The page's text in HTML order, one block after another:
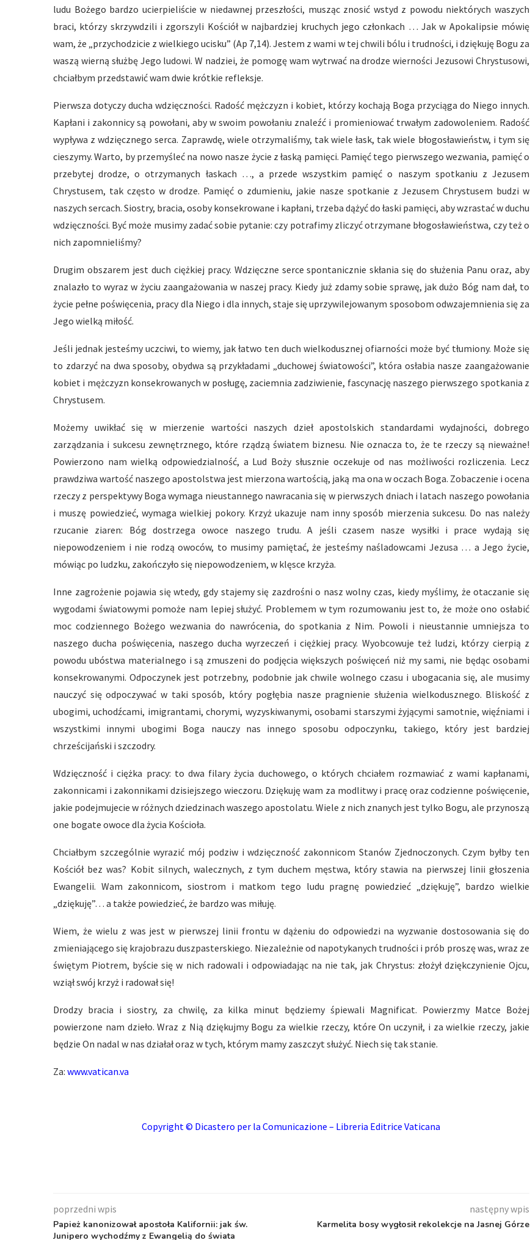
ludu Bożego bardzo ucierpieliście w niedawnej przeszłości, musząc znosić wstyd z powodu niektórych waszych
braci, którzy skrzywdzili i zgorszyli Kościół w najbardziej kruchych jego członkach … Jak w Apokalipsie mówię
wam, że „przychodzicie z wielkiego ucisku” (Ap 7,14). Jestem z wami w tej chwili bólu i trudności, i dziękuję Bogu za
waszą wierną służbę Jego ludowi. W nadziei, że pomogę wam wytrwać na drodze wierności Jezusowi Chrystusowi,
chciałbym przedstawić wam dwie krótkie refleksje.
Pierwsza dotyczy ducha wdzięczności. Radość mężczyzn i kobiet, którzy kochają Boga przyciąga do Niego innych.
Kapłani i zakonnicy są powołani, aby w swoim powołaniu znaleźć i promieniować trwałym zadowoleniem. Radość
wypływa z wdzięcznego serca. Zaprawdę, wiele otrzymaliśmy, tak wiele łask, tak wiele błogosławieństw, i tym się
cieszymy. Warto, by przemyśleć na nowo nasze życie z łaską pamięci. Pamięć tego pierwszego wezwania, pamięć o
przebytej drodze, o otrzymanych łaskach …, a przede wszystkim pamięć o naszym spotkaniu z Jezusem
Chrystusem, tak często w drodze. Pamięć o zdumieniu, jakie nasze spotkanie z Jezusem Chrystusem budzi w
naszych sercach. Siostry, bracia, osoby konsekrowane i kapłani, trzeba dążyć do łaski pamięci, aby wzrastać w duchu
wdzięczności. Być może musimy zadać sobie pytanie: czy potrafimy zliczyć otrzymane błogosławieństwa, czy też o
nich zapomnieliśmy?
Drugim obszarem jest duch ciężkiej pracy. Wdzięczne serce spontanicznie skłania się do służenia Panu oraz, aby
znalazło to wyraz w życiu zaangażowania w naszej pracy. Kiedy już zdamy sobie sprawę, jak dużo Bóg nam dał, to
życie pełne poświęcenia, pracy dla Niego i dla innych, staje się uprzywilejowanym sposobom odwzajemnienia się za
Jego wielką miłość.
Jeśli jednak jesteśmy uczciwi, to wiemy, jak łatwo ten duch wielkodusznej ofiarności może być tłumiony. Może się
to zdarzyć na dwa sposoby, obydwa są przykładami „duchowej światowości”, która osłabia nasze zaangażowanie
kobiet i mężczyzn konsekrowanych w posługę, zaciemnia zadziwienie, fascynację naszego pierwszego spotkania z
Chrystusem.
Możemy uwikłać się w mierzenie wartości naszych dzieł apostolskich standardami wydajności, dobrego
zarządzania i sukcesu zewnętrznego, które rządzą światem biznesu. Nie oznacza to, że te rzeczy są nieważne!
Powierzono nam wielką odpowiedzialność, a Lud Boży słusznie oczekuje od nas możliwości rozliczenia. Lecz
prawdziwa wartość naszego apostolstwa jest mierzona wartością, jaką ma ona w oczach Boga. Zobaczenie i ocena
rzeczy z perspektywy Boga wymaga nieustannego nawracania się w pierwszych dniach i latach naszego powołania
i muszę powiedzieć, wymaga wielkiej pokory. Krzyż ukazuje nam inny sposób mierzenia sukcesu. Do nas należy
rzucanie ziaren: Bóg dostrzega owoce naszego trudu. A jeśli czasem nasze wysiłki i prace wydają się
niepowodzeniem i nie rodzą owoców, to musimy pamiętać, że jesteśmy naśladowcami Jezusa … a Jego życie,
mówiąc po ludzku, zakończyło się niepowodzeniem, w klęsce krzyża.
Inne zagrożenie pojawia się wtedy, gdy stajemy się zazdrośni o nasz wolny czas, kiedy myślimy, że otaczanie się
wygodami światowymi pomoże nam lepiej służyć. Problemem w tym rozumowaniu jest to, że może ono osłabić
moc codziennego Bożego wezwania do nawrócenia, do spotkania z Nim. Powoli i nieustannie umniejsza to
naszego ducha poświęcenia, naszego ducha wyrzeczeń i ciężkiej pracy. Wyobcowuje też ludzi, którzy cierpią z
powodu ubóstwa materialnego i są zmuszeni do podjęcia większych poświęceń niż my sami, nie będąc osobami
konsekrowanymi. Odpoczynek jest potrzebny, podobnie jak chwile wolnego czasu i ubogacania się, ale musimy
nauczyć się odpoczywać w taki sposób, który pogłębia nasze pragnienie służenia wielkodusznego. Bliskość z
ubogimi, uchodźcami, imigrantami, chorymi, wyzyskiwanymi, osobami starszymi żyjącymi samotnie, więźniami i
wszystkimi innymi ubogimi Boga nauczy nas innego sposobu odpoczynku, takiego, który jest bardziej
chrześcijański i szczodry.
Wdzięczność i ciężka pracy: to dwa filary życia duchowego, o których chciałem rozmawiać z wami kapłanami,
zakonnicami i zakonnikami dzisiejszego wieczoru. Dziękuję wam za modlitwy i pracę oraz codzienne poświęcenie,
jakie podejmujecie w różnych dziedzinach waszego apostolatu. Wiele z nich znanych jest tylko Bogu, ale przynoszą
one bogate owoce dla życia Kościoła.
Chciałbym szczególnie wyrazić mój podziw i wdzięczność zakonnicom Stanów Zjednoczonych. Czym byłby ten
Kościół bez was? Kobit silnych, walecznych, z tym duchem męstwa, który stawia na pierwszej linii głoszenia
Ewangelii. Wam zakonnicom, siostrom i matkom tego ludu pragnę powiedzieć „dziękuję”, bardzo wielkie
„dziękuję”… a także powiedzieć, że bardzo was miłuję.
Wiem, że wielu z was jest w pierwszej linii frontu w dążeniu do odpowiedzi na wyzwanie dostosowania się do
zmieniającego się krajobrazu duszpasterskiego. Niezależnie od napotykanych trudności i prób proszę was, wraz ze
świętym Piotrem, byście się w nich radowali i odpowiadając na nie tak, jak Chrystus: złożył dziękczynienie Ojcu,
wziął swój krzyż i radował się!
Drodzy bracia i siostry, za chwilę, za kilka minut będziemy śpiewali Magnificat. Powierzmy Matce Bożej
powierzone nam dzieło. Wraz z Nią dziękujmy Bogu za wielkie rzeczy, które On uczynił, i za wielkie rzeczy, jakie
będzie On nadal w nas działał oraz w tych, którym mamy zaszczyt służyć. Niech się tak stanie.
Za: www.vatican.va
Copyright © Dicastero per la Comunicazione – Libreria Editrice Vaticana
poprzedni wpis
Papież kanonizował apostoła Kalifornii: jak św.
Junipero wychodźmy z Ewangelią do świata
następny wpis
Karmelita bosy wygłosił rekolekcje na Jasnej Górze